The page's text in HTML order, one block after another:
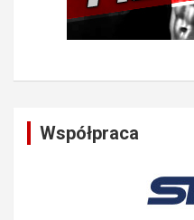
Współpraca